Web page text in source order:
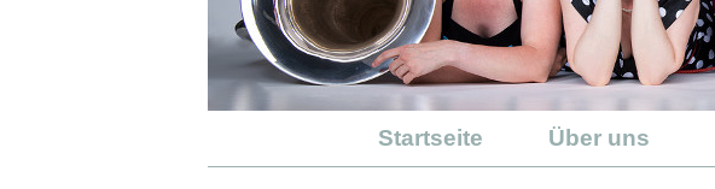
Startseite Über uns